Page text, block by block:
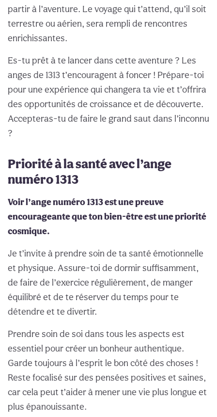
partir à l’aventure. Le voyage qui t’attend, qu’il soit
terrestre ou aérien, sera rempli de rencontres
enrichissantes.
Es-tu prêt à te lancer dans cette aventure ? Les
anges de 1313 t’encouragent à foncer ! Prépare-toi
pour une expérience qui changera ta vie et t’offrira
des opportunités de croissance et de découverte.
Accepteras-tu de faire le grand saut dans l’inconnu
?
Priorité à la santé avec l’ange
numéro 1313
Voir l’ange numéro 1313 est une preuve
encourageante que ton bien-être est une priorité
cosmique.
Je t’invite à prendre soin de ta santé émotionnelle
et physique. Assure-toi de dormir suffisamment,
de faire de l’exercice régulièrement, de manger
équilibré et de te réserver du temps pour te
détendre et te divertir.
Prendre soin de soi dans tous les aspects est
essentiel pour créer un bonheur authentique.
Garde toujours à l’esprit le bon côté des choses !
Reste focalisé sur des pensées positives et saines,
car cela peut t’aider à mener une vie plus longue et
plus épanouissante.